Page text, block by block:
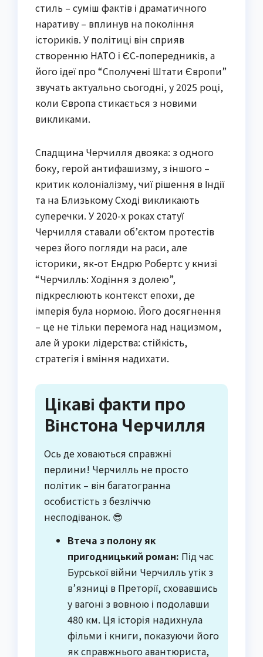
стиль – суміш фактів і драматичного
наративу – вплинув на покоління
істориків. У політиці він сприяв
створенню НАТО і ЄС-попередників, а
його ідеї про “Сполучені Штати Європи”
звучать актуально сьогодні, у 2025 році,
коли Європа стикається з новими
викликами.
Спадщина Черчилля двояка: з одного
боку, герой антифашизму, з іншого –
критик колоніалізму, чиї рішення в Індії
та на Близькому Сході викликають
суперечки. У 2020-х роках статуї
Черчилля ставали об’єктом протестів
через його погляди на раси, але
історики, як-от Ендрю Робертс у книзі
“Черчилль: Ходіння з долею”,
підкреслюють контекст епохи, де
імперія була нормою. Його досягнення
– це не тільки перемога над нацизмом,
але й уроки лідерства: стійкість,
стратегія і вміння надихати.
Цікаві факти про
Вінстона Черчилля
Ось де ховаються справжні
перлини! Черчилль не просто
політик – він багатогранна
особистість з безліччю
несподіванок. 😎
Втеча з полону як
пригодницький роман: Під час
Бурської війни Черчилль утік з
в’язниці в Преторії, сховавшись
у вагоні з вовною і подолавши
480 км. Ця історія надихнула
фільми і книги, показуючи його
як справжнього авантюриста,